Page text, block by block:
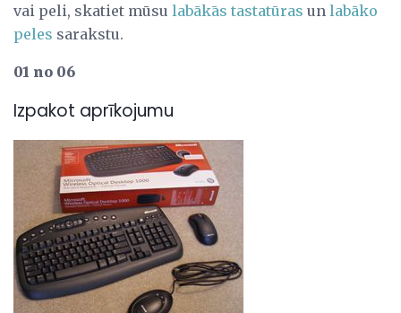
vai peli, skatiet mūsu labākās tastatūras un labāko
peles sarakstu.
01 no 06
Izpakot aprīkojumu